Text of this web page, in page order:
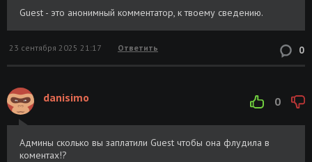
Guest - это анонимный комментатор, к твоему сведению.
0
23 сентября 2025 21:17 Ответить
0
danisimo
Админы сколько вы заплатили Guest чтобы она флудила в
коментах!?